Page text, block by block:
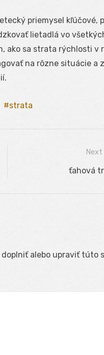
priemysel kľúčové,
lietadlá vo
ako sa strata rýchlosti v
na rôzne situácie a
strata
Next
Next
ťahová
alebo upraviť túto